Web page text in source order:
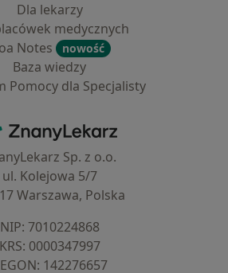
Dla lekarzy
medycznych
Notes
nowość
Baza wiedzy
Pomocy dla Specjalisty
ZnanyLekarz - Strona główna
Sp. z o.o.
ul. Kolejowa 5/7
Warszawa, Polska
NIP: ⁠7010224868
KRS: ⁠0000347997
⁠142276657